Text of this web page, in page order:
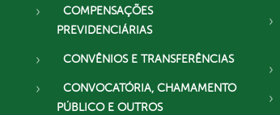
COMPENSAÇÕES
PREVIDENCIÁRIAS
CONVÊNIOS E TRANSFERÊNCIAS
CONVOCATÓRIA, CHAMAMENTO
PÚBLICO E OUTROS